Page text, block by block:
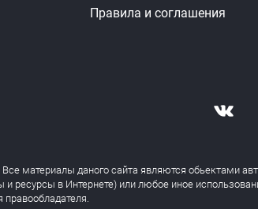
Правила и соглашения
материалы даного сайта являются обьектами
ресурсы в Интернете) или любое иное
правообладателя.